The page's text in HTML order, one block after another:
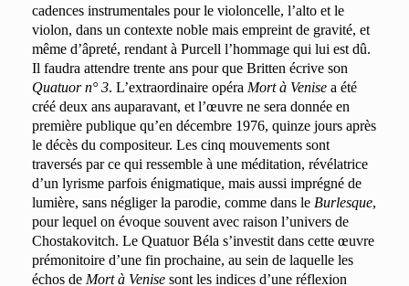
cadences instrumentales pour le violoncelle, l’alto et le
violon, dans un contexte noble mais empreint de gravité, et
même d’âpreté, rendant à Purcell l’hommage qui lui est dû.
Il faudra attendre trente ans pour que Britten écrive son
Quatuor n° 3. L’extraordinaire opéra Mort à Venise a été
créé deux ans auparavant, et l’œuvre ne sera donnée en
première publique qu’en décembre 1976, quinze jours après
le décès du compositeur. Les cinq mouvements sont
traversés par ce qui ressemble à une méditation, révélatrice
d’un lyrisme parfois énigmatique, mais aussi imprégné de
lumière, sans négliger la parodie, comme dans le Burlesque,
pour lequel on évoque souvent avec raison l’univers de
Chostakovitch. Le Quatuor Béla s’investit dans cette œuvre
prémonitoire d’une fin prochaine, au sein de laquelle les
échos de Mort à Venise sont les indices d’une réflexion